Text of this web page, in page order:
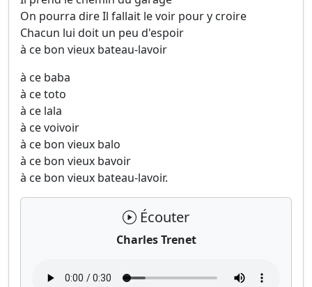
On pourra dire Il fallait le voir pour y croire
Chacun lui doit un peu d'espoir
à ce bon vieux bateau-lavoir
à ce baba
à ce toto
à ce lala
à ce voivoir
à ce bon vieux balo
à ce bon vieux bavoir
à ce bon vieux bateau-lavoir.
Écouter
Charles Trenet